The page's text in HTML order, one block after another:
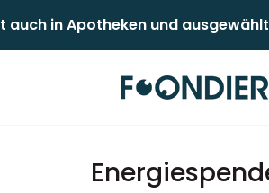
auch in Apotheken und